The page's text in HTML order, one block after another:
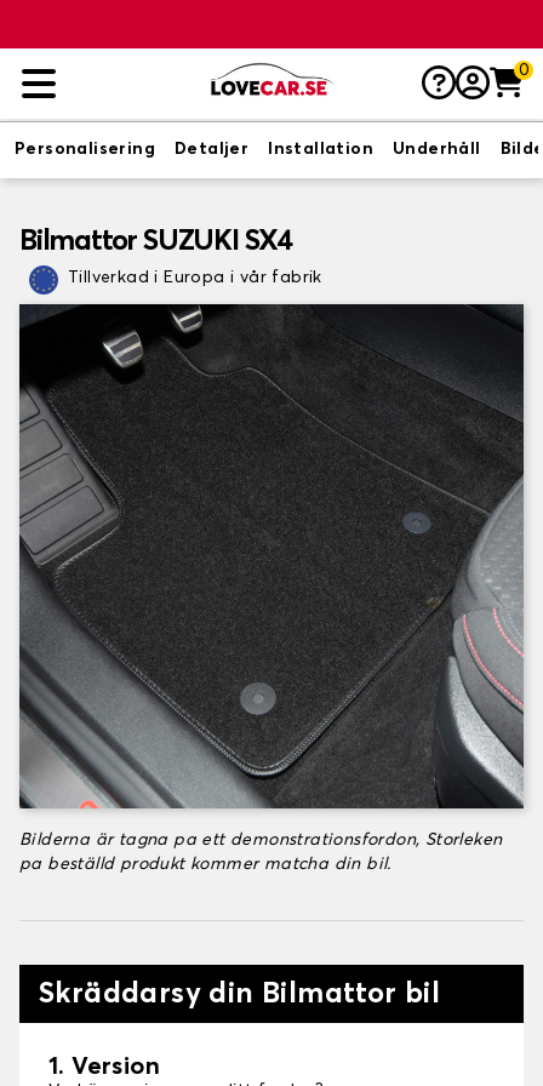
0
Personalisering Detaljer Installation Underhåll
Bilmattor SUZUKI SX4
Tillverkad i Europa i vår fabrik
Bilderna är tagna pa ett demonstrationsfordon, Storleken
pa beställd produkt kommer matcha din bil.
Skräddarsy din Bilmattor bil
1. Version